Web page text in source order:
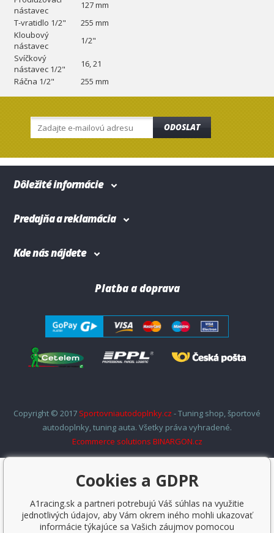
nástavec
127 mm
T-vratidlo 1/2"
255 mm
Kloubový
nástavec
1/2"
Svíčkový
nástavec 1/2"
16, 21
Ráčna 1/2"
255 mm
ODOSLAT
Dôležité informácie
Predajňa a reklamácia
Kde nás nájdete
Platba a doprava
Copyright © 2017 Sportovniautodoplnky.cz - Tuning shop, športové
autodoplnky, tuning auta. Všetky práva vyhradené.
Ecommerce solutions BINARGON.cz
Cookies a GDPR
A1racing.sk a partneri potrebujú Váš súhlas na využitie
jednotlivých údajov, aby Vám okrem iného mohli ukazovať
informácie týkajúce sa Vašich záujmov pomocou